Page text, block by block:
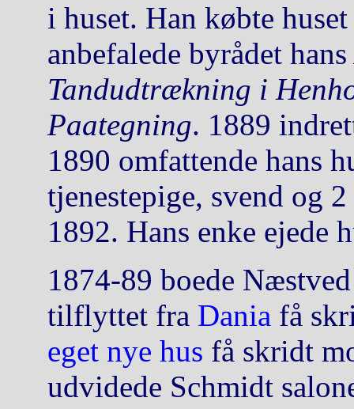
i huset. Han købte
anbefalede byrådet hans
Tandudtrækning i
Paategning. 1889
1890 omfattende hans
tjenestepige, svend og
1892. Hans enke ejede
1874-89 boede
tilflyttet fra Dania få
eget nye hus få skridt
udvidede Schmidt